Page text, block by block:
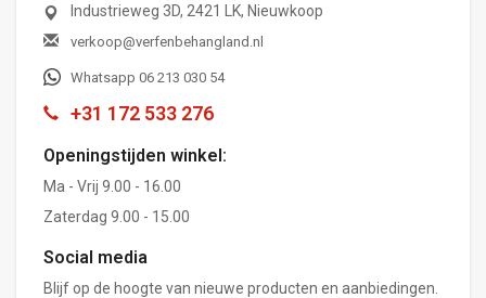
Industrieweg 3D, 2421 LK, Nieuwkoop
verkoop@verfenbehangland.nl
Whatsapp 06 213 030 54
+31 172 533 276
Openingstijden winkel:
Ma - Vrij 9.00 - 16.00
Zaterdag 9.00 - 15.00
Social media
Blijf op de hoogte van nieuwe producten en aanbiedingen.